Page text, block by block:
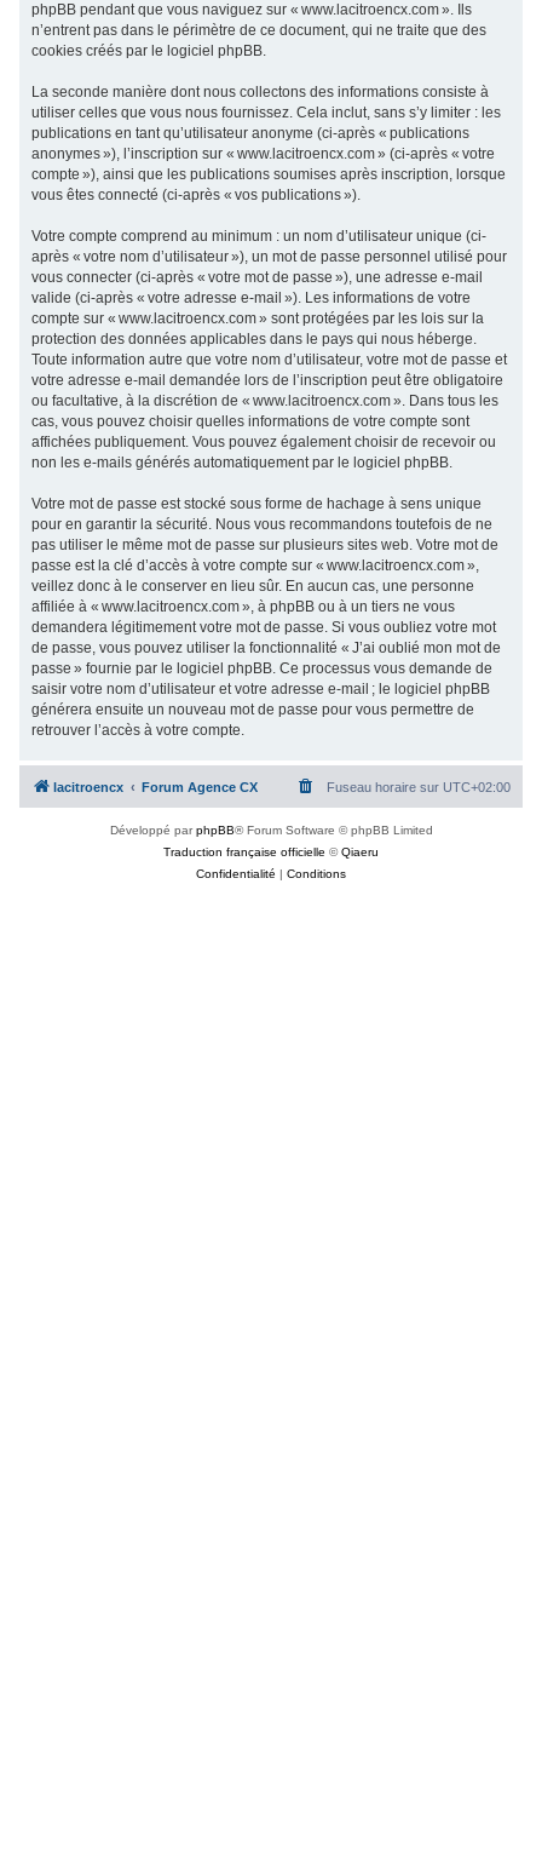
phpBB pendant que vous naviguez sur « www.lacitroencx.com ». Ils
n’entrent pas dans le périmètre de ce document, qui ne traite que des
cookies créés par le logiciel phpBB.
La seconde manière dont nous collectons des informations consiste à
utiliser celles que vous nous fournissez. Cela inclut, sans s’y limiter : les
publications en tant qu’utilisateur anonyme (ci-après « publications
anonymes »), l’inscription sur « www.lacitroencx.com » (ci-après « votre
compte »), ainsi que les publications soumises après inscription, lorsque
vous êtes connecté (ci-après « vos publications »).
Votre compte comprend au minimum : un nom d’utilisateur unique (ci-
après « votre nom d’utilisateur »), un mot de passe personnel utilisé pour
vous connecter (ci-après « votre mot de passe »), une adresse e-mail
valide (ci-après « votre adresse e-mail »). Les informations de votre
compte sur « www.lacitroencx.com » sont protégées par les lois sur la
protection des données applicables dans le pays qui nous héberge.
Toute information autre que votre nom d’utilisateur, votre mot de passe et
votre adresse e-mail demandée lors de l’inscription peut être obligatoire
ou facultative, à la discrétion de « www.lacitroencx.com ». Dans tous les
cas, vous pouvez choisir quelles informations de votre compte sont
affichées publiquement. Vous pouvez également choisir de recevoir ou
non les e-mails générés automatiquement par le logiciel phpBB.
Votre mot de passe est stocké sous forme de hachage à sens unique
pour en garantir la sécurité. Nous vous recommandons toutefois de ne
pas utiliser le même mot de passe sur plusieurs sites web. Votre mot de
passe est la clé d’accès à votre compte sur « www.lacitroencx.com »,
veillez donc à le conserver en lieu sûr. En aucun cas, une personne
affiliée à « www.lacitroencx.com », à phpBB ou à un tiers ne vous
demandera légitimement votre mot de passe. Si vous oubliez votre mot
de passe, vous pouvez utiliser la fonctionnalité « J’ai oublié mon mot de
passe » fournie par le logiciel phpBB. Ce processus vous demande de
saisir votre nom d’utilisateur et votre adresse e-mail ; le logiciel phpBB
générera ensuite un nouveau mot de passe pour vous permettre de
retrouver l’accès à votre compte.
lacitroencx Forum Agence CX Fuseau horaire sur UTC+02:00
Développé parphpBB® Forum Software © phpBB Limited
Traduction française officielle ©Qiaeru
Confidentialité | Conditions